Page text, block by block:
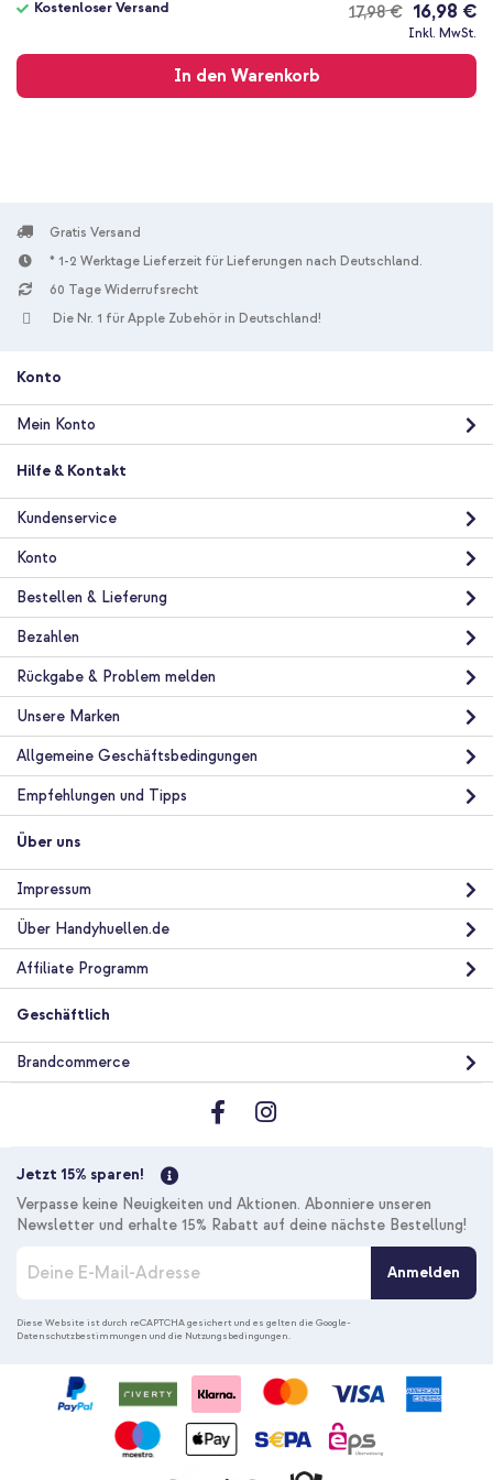
Du willst nie wieder befürchten müssen, dass dein Smartphone-
Display beschädigt werden könnte? Bestelle dann die Selencia
Displayschutzfolie Gehärtetes Glas!
17,98 €
Kostenloser Versand 16,98 €
Inkl. MwSt.
In den Warenkorb
Versand
Gratis Versand
* 1-2 Werktage Lieferzeit für Lieferungen nach Deutschland.
60 Tage Widerrufsrecht
Die Nr. 1 für Apple Zubehör in Deutschland!
Konto
Mein Konto
Hilfe & Kontakt
Kundenservice
Konto
Bestellen & Lieferung
Bezahlen
Rückgabe & Problem melden
Unsere Marken
Allgemeine Geschäftsbedingungen
Empfehlungen und Tipps
Über uns
Impressum
Über Handyhuellen.de
Affiliate Programm
Geschäftlich
Brandcommerce
Jetzt 15% sparen!
Verpasse keine Neuigkeiten und Aktionen. Abonniere unseren
Newsletter und erhalte 15% Rabatt auf deine nächste Bestellung!
d
e
Anmelden
Diese Website ist durch reCAPTCHA gesichert und es gelten dieGoogle-
Datenschutzbestimmungen und die Nutzungsbedingungen.